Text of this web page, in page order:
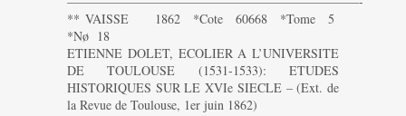
** VAISSE 1862 *Cote 60668 *Tome 5
*Nø 18
ETIENNE DOLET, ECOLIER A L’UNIVERSITE
DE TOULOUSE (1531-1533): ETUDES
HISTORIQUES SUR LE XVIe SIECLE – (Ext. de
la Revue de Toulouse, 1er juin 1862)